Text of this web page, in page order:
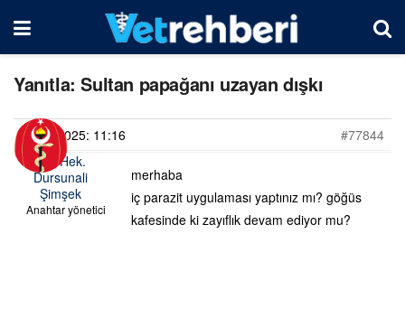
Yanıtla: Sultan papağanı uzayan dışkı
24/02/2025: 11:16
#77844
Vet. Hek.
Dursunali
Şimşek
Anahtar yönetici
merhaba
iç parazit uygulaması yaptınız mı? göğüs
kafesinde ki zayıflık devam ediyor mu?